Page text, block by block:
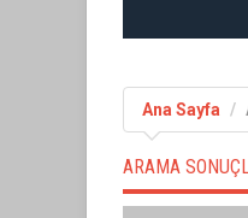
Ana Sayfa
ARAMA